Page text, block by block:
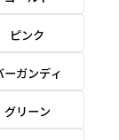
ピンク
ーガンディ
グリーン
す。
のファ
。
認のお
す。
を受けま
を受けま
袋縫い
ください